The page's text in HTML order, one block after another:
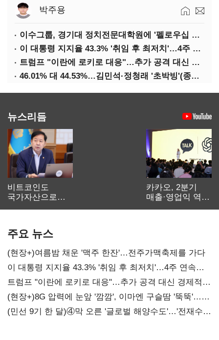
박주용
이수그룹, 경기대 정치전문대학원에 '펠로우십 기금' 3900만원 출연
이 대통령 지지율 43.3% '취임 후 최저치'…4주 연속 '하락'
트럼프 "이란에 로키로 대응"…추가 공격 대신 경제적 압박 시사
46.01% 대 44.53%…김민석·정청래 '초박빙'(종합 2보)
뉴스리듬
비트코인도
국가자산으로…'
카카오, 2분기
매출·영업익 역대
주요 뉴스
(현장+)여름밤 채운 '맥주 한잔'…전주가맥축제를 가다
이 대통령 지지율 43.3% '취임 후 최저치'…4주 연속
'하락'
트럼프 "이란에 로키로 대응"…추가 공격 대신 경제적
압박 시사
(현장+)8G 압력에 눈앞 '깜깜', 이마엔 구슬땀 '뚝뚝'…
화려한 에어쇼 뒤 땀방울
(민선 9기 한 달)④막 오른 '글로벌 해양수도'…'전재수